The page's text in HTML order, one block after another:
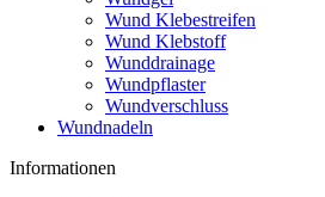
Wund Klebestreifen
Wund Klebstoff
Wunddrainage
Wundpflaster
Wundverschluss
Wundnadeln
Informationen